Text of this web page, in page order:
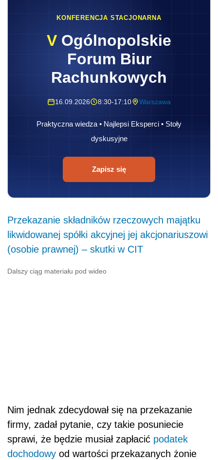
KONFERENCJA STACJONARNA
V Ogólnopolskie
Forum Biur
Rachunkowych
16.09.2026 8:30-17:10 Warszawa
Praktyczna wiedza • Najlepsi Eksperci • Stoły
dyskusyjne
Zapisz się
Przekazanie składników rzeczowych majątku
likwidowanej spółki akcyjnej jej akcjonariuszowi
(osobie prawnej) – skutki w CIT
Dalszy ciąg materiału pod wideo
Nim jednak zdecydował się na przekazanie
firmy, zadał pytanie, czy takie posuniecie
sprawi, że będzie musiał zapłacić podatek
dochodowy od wartości przekazanych żonie